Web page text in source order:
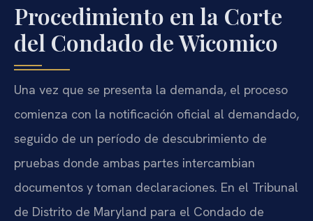
Procedimiento en la Corte
del Condado de Wicomico
Una vez que se presenta la demanda, el proceso
comienza con la notificación oficial al demandado,
seguido de un período de descubrimiento de
pruebas donde ambas partes intercambian
documentos y toman declaraciones. En el Tribunal
de Distrito de Maryland para el Condado de